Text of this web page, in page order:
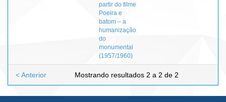
partir do filme
Poeira e
batom – a
humanização
do
monumental
(1957/1960)
Mostrando resultados 2 a 2 de 2
< Anterior